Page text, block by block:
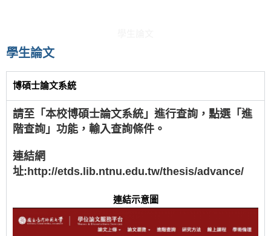
學生論文
博碩士論文系統
請至「本校博碩士論文系統」進行查詢，點選「進
階查詢」功能，輸入查詢條件。
連結網
址: http://etds.lib.ntnu.edu.tw/thesis/advance/
連結示意圖